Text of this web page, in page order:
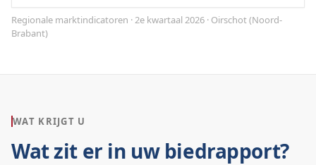
Regionale marktindicatoren · 2e kwartaal 2026 · Oirschot(Noord-
Brabant)
WAT KRIJGT U
Wat zit er in uw biedrapport?